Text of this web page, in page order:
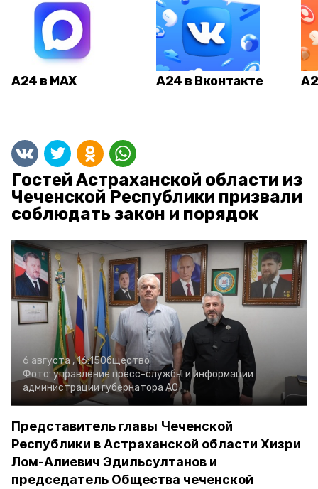
А24 в MAX А24 в Вконтакте
Гостей Астраханской области из
Чеченской Республики призвали
соблюдать закон и порядок
6 августа , 16:15Общество
Фото: управление пресс-службы и информации
администрации губернатора АО
Представитель главы Чеченской
Республики в Астраханской области Хизри
Лом-Алиевич Эдильсултанов и
председатель Общества чеченской